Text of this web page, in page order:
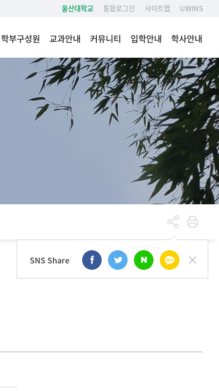
울산대학교 통합로그인 사이트맵 UWINS
학부구성원 교과안내 커뮤니티 입학안내 학사안내
SNS Share
학사안내 학사 일정